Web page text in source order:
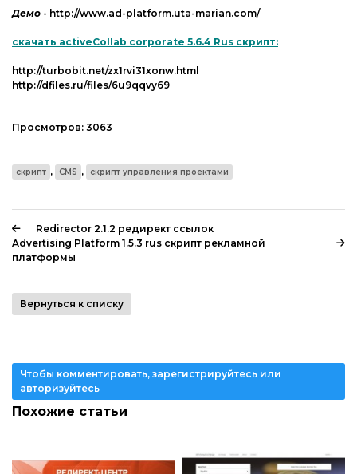
Демо - http://www.ad-platform.uta-marian.com/
скачать activeCollab corporate 5.6.4 Rus скрипт:
http://turbobit.net/zx1rvi31xonw.html
http://dfiles.ru/files/6u9qqvy69
Просмотров: 3063
скрипт , CMS , скрипт управления проектами
Redirector 2.1.2 редирект ссылок
Advertising Platform 1.5.3 rus скрипт рекламной
платформы
Вернуться к списку
Чтобы комментировать, зарегистрируйтесь или
авторизуйтесь
Похожие статьи